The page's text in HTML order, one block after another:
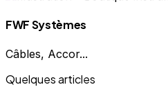
FWF Systèmes
Câbles, Accor...
Quelques articles